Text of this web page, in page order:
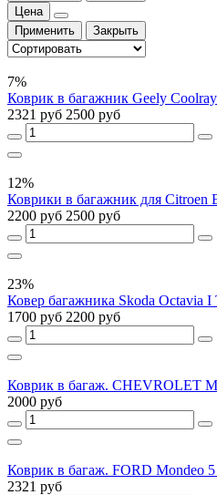
Цена
Применить
Закрыть
7%
Коврик в багажник Geely
2321 руб 2500 руб
12%
Коврики в багажник для Citroen
2200 руб 2500 руб
23%
Ковер багажника Skoda Octavia I
1700 руб 2200 руб
Коврик в багаж. CHEVROLET
2000 руб
Коврик в багаж. FORD Mondeo
2321 руб